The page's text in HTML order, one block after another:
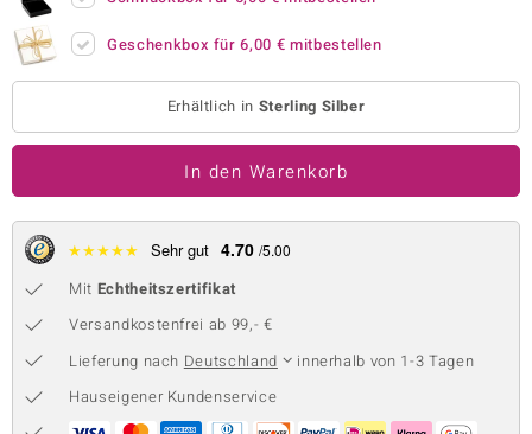
Collection
Collection
Geschenkbox für6,00 € mitbestellen
Erhältlich in Sterling Silber
In den Warenkorb
★★★★★ Sehr gut 4.70 /5.00
Mit Echtheitszertifikat
Versandkostenfrei ab 99,- €
Lieferung nach Deutschland
innerhalb von 1-3 Tagen
Hauseigener Kundenservice